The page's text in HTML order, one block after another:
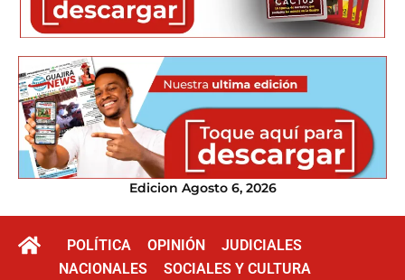
Edicion Agosto 6, 2026
POLÍTICA OPINIÓN
JUDICIALES
NACIONALES
SOCIALES Y CULTURA